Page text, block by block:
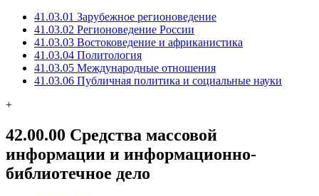
41.03.01 Зарубежное регионоведение
41.03.02 Регионоведение России
41.03.03 Востоковедение и африканистика
41.03.04 Политология
41.03.05 Международные отношения
41.03.06 Публичная политика и социальные науки
+
42.00.00 Средства массовой
информации и информационно-
библиотечное дело